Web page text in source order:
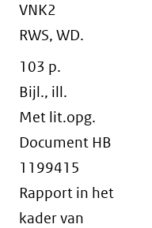
VNK2
RWS, WD.
103 p.
Bijl., ill.
Met lit.opg.
Document HB
1199415
Rapport in het
kader van